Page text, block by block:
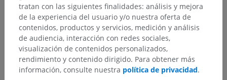
tratan con las siguientes finalidades: análisis y mejora
de la experiencia del usuario y/o nuestra oferta de
contenidos, productos y servicios, medición y análisis
de audiencia, interacción con redes sociales,
visualización de contenidos personalizados,
rendimiento y contenido dirigido. Para obtener más
información, consulte nuestra política de privacidad.